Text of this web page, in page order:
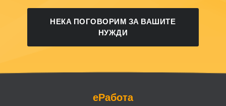
НЕКА ПОГОВОРИМ ЗА ВАШИТЕ
НУЖДИ
еРабота